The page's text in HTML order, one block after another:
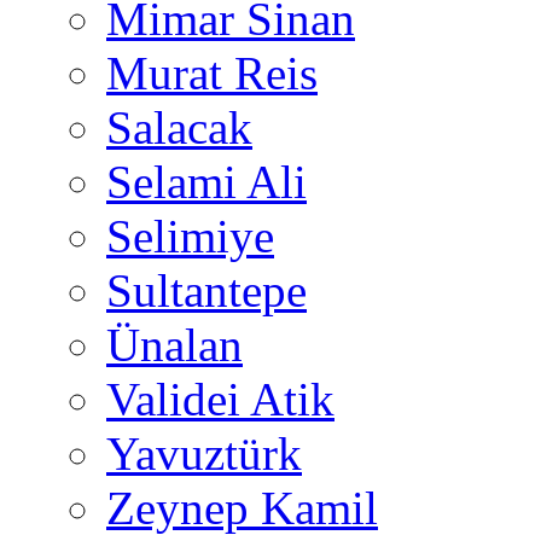
Mimar Sinan
Murat Reis
Salacak
Selami Ali
Selimiye
Sultantepe
Ünalan
Validei Atik
Yavuztürk
Zeynep Kamil